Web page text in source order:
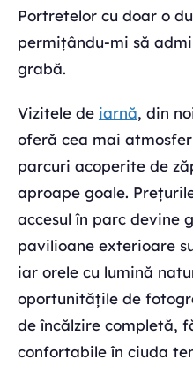
Portretelor cu doar o
permițându-mi să
grabă.
Vizitele de iarnă, din
oferă cea mai
parcuri acoperite de
aproape goale.
accesul în parc devine
pavilioane exterioare
iar orele cu lumină
oportunitățile de
de încălzire completă,
confortabile în ciuda